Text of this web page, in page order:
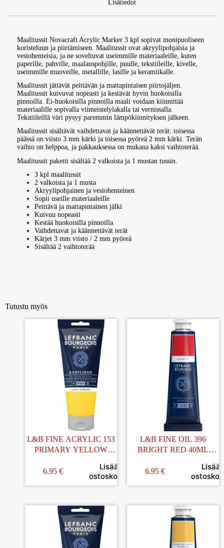
Lisätiedot
Maalitussit Novacraft Acrylic Marker 3 kpl sopivat monipuoliseen
koristeluun ja piirtämiseen. Maalitussit ovat akryylipohjaisia ja
vesiohenteisia, ja ne soveltuvat useimmille materiaaleille, kuten
paperille, pahville, maalauspohjille, puulle, tekstiileille, kivelle,
useimmille muoveille, metallille, lasille ja keramiikalle.
Maalitussit jättävät peittävän ja mattapintaisen piirtojäljen.
Maalitussit kuivuvat nopeasti ja kestävät hyvin huokoisilla
pinnoilla. Ei-huokoisilla pinnoilla maali voidaan kiinnittää
materiaalille sopivalla viimeistelylakalla tai vernissalla.
Tekstiileillä väri pysyy paremmin lämpökiinnityksen jälkeen.
Maalitussit sisältävät vaihdettavat ja käännettävät terät: toisessa
päässä on viisto 3 mm kärki ja toisessa pyöreä 2 mm kärki. Terän
vaihto on helppoa, ja pakkauksessa on mukana kaksi vaihtoterää.
Maalitussit paketti sisältää 2 valkoista ja 1 mustan tussin.
3 kpl maalitussit
2 valkoista ja 1 musta
Akryylipohjainen ja vesiohenteinen
Sopii useille materiaaleille
Peittävä ja mattapintainen jälki
Kuivuu nopeasti
Kestää huokoisilla pinnoilla
Vaihdettavat ja käännettävät terät
Kärjet 3 mm viisto / 2 mm pyöreä
Sisältää 2 vaihtoterää
Tutustu myös
L&B FINE ACRYLIC 153
PRIMARY YELLOW
6.95 €
Lisää
ostoskoriin
L&B FINE OIL 396
BRIGHT RED 40ML
6.95 €
Lisää